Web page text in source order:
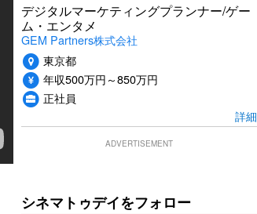
デジタルマーケティングプランナー/ゲー
ム・エンタメ
GEM Partners株式会社
東京都
年収500万円～850万円
正社員
詳細
ADVERTISEMENT
シネマトゥデイをフォロー